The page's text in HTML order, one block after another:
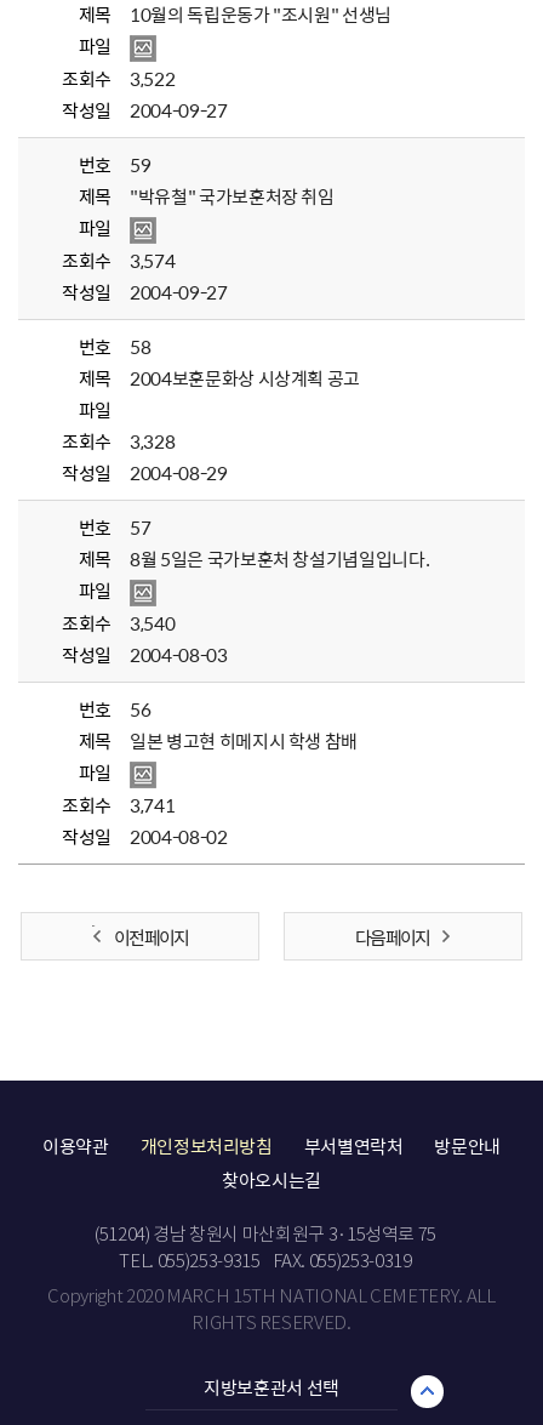
제목
10월의 독립운동가 "조시원" 선생님
파일
조회수
3,522
작성일
2004-09-27
번호
59
제목
"박유철" 국가보훈처장 취임
파일
조회수
3,574
작성일
2004-09-27
번호
58
제목
2004보훈문화상 시상계획 공고
파일
조회수
3,328
작성일
2004-08-29
번호
57
제목
8월 5일은 국가보훈처 창설기념일입니다.
파일
조회수
3,540
작성일
2004-08-03
번호
56
제목
일본 병고현 히메지시 학생 참배
파일
조회수
3,741
작성일
2004-08-02
이전 페이지 다음 페이지
이용약관 개인정보처리방침 부서별연락처
방문안내
찾아오시는길
(51204) 경남 창원시 마산회원구 3·15성역로 75
TEL. 055)253-9315
FAX. 055)253-0319
Copyright 2020 MARCH 15TH NATIONAL CEMETERY. ALL
RIGHTS RESERVED.
지방보훈관서 선택